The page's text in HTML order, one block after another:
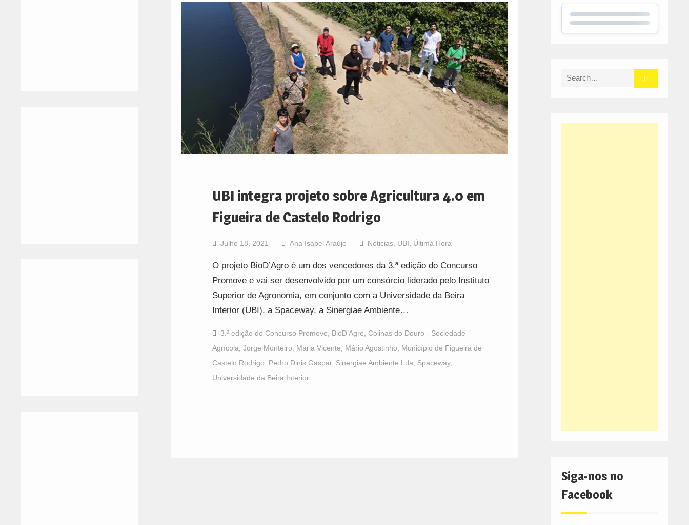
UBI integra projeto sobre Agricultura 4.0 em
Figueira de Castelo Rodrigo
Julho 18, 2021 Ana Isabel Araújo Noticias, UBI, Última Hora
O projeto BioD’Agro é um dos vencedores da 3.ª edição do Concurso
Promove e vai ser desenvolvido por um consórcio liderado pelo Instituto
Superior de Agronomia, em conjunto com a Universidade da Beira
Interior (UBI), a Spaceway, a Sinergiae Ambiente…
3.ª edição do Concurso Promove, BioD’Agro, Colinas do Douro - Sociedade
Agrícola, Jorge Monteiro, Maria Vicente, Mário Agostinho, Município de Figueira de
Castelo Rodrigo, Pedro Dinis Gaspar, Sinergiae Ambiente Lda, Spaceway,
Universidade da Beira Interior
Search
Siga-nos no
Facebook